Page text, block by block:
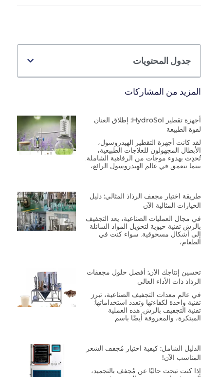
جدول المحتويات
المزيد من المشاركات
أجهزة تقطير HydroSol: إطلاق العنان
لقوة الطبيعة
لقد كانت أجهزة التقطير الهيدروسول،
الأبطال المجهولون للعلاجات الطبيعية،
تُحدِث بهدوء موجات من الرفاهية الشاملة.
بينما نتعمق في عالم الهيدروسول الرائع،
طريقة اختيار مجفف الرذاذ المثالي: دليل
الخيارات المثالية الآن
في مجال العمليات الصناعية، يعد التجفيف
بالرش تقنية حيوية لتحويل المواد السائلة
إلى أشكال مسحوقية. سواء كنت في
الطعام،
تحسين إنتاجك الآن: أفضل حلول مجففات
الرذاذ ذات الأداء العالي
في عالم معدات التجفيف الصناعية، تبرز
تقنية واحدة لكفاءتها وتعدد استخداماتها:
تقنية التجفيف بالرش. هذه العملية
المبتكرة، والمعروفة أيضًا باسم
الدليل الشامل: كيفية اختيار مُجفف الشعر
المناسب الآن!
إذا كنت تبحث حاليًا عن مُجفف بالتجميد،